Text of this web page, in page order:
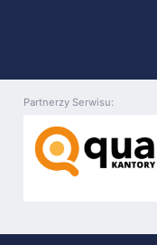
Partnerzy Serwisu: